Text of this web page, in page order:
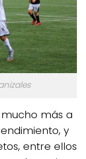
más a
y
entre ellos